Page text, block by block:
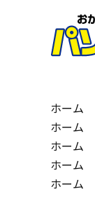
ホーム
ホーム
ホーム
ホーム
ホーム